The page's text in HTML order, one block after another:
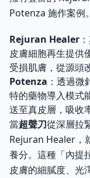
Potenza 施作案例。
Rejuran Healer
皮膚細胞再生提供
受損肌膚，從源頭
Potenza ：透過
特的藥物導入模式
送至真皮層，吸收
當超聲刀從深層拉
Rejuran Healer，
養分。這種「內提
皮膚的細膩度、光